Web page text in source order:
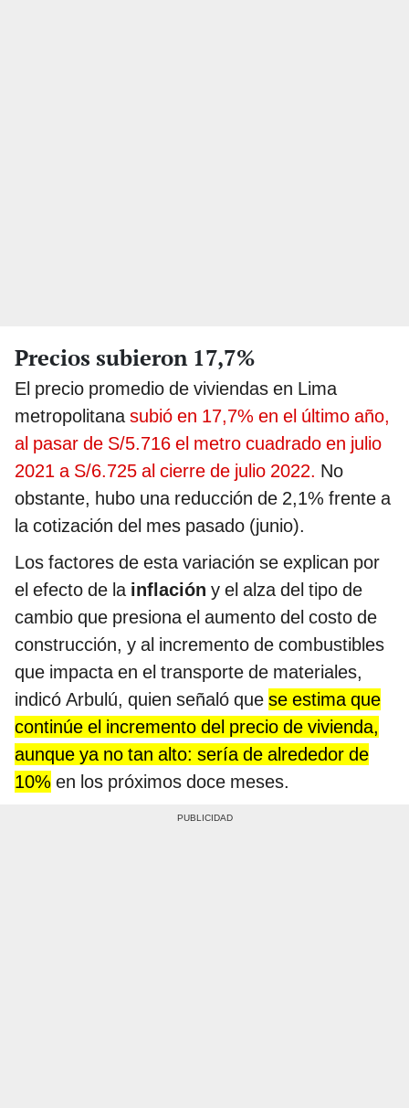
Precios subieron 17,7%
El precio promedio de viviendas en Lima
metropolitanasubió en 17,7% en el último año,
al pasar de S/5.716 el metro cuadrado en julio
2021 a S/6.725 al cierre de julio 2022. No
obstante, hubo una reducción de 2,1% frente a
la cotización del mes pasado (junio).
Los factores de esta variación se explican por
el efecto de la inflación y el alza del tipo de
cambio que presiona el aumento del costo de
construcción, y al incremento de combustibles
que impacta en el transporte de materiales,
indicó Arbulú, quien señaló que se estima que
continúe el incremento del precio de vivienda,
aunque ya no tan alto: sería de alrededor de
10% en los próximos doce meses.